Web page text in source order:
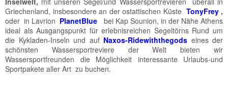
Griechenland, insbesondere an der ostattischen Küste TonyFrey,
oder in Lavrion PlanetBlue bei Kap Sounion, in der Nähe Athens
ideal als Ausgangspunkt für erlebnisreichen Segeltörns Rund um
die Kykladen-Inseln und auf Naxos-Ridewiththegods eines der
schönsten Wassersportreviere der Welt bieten wir
Wassersportfreunden die Möglichkeit interessante Urlaubs-und
Sportpakete aller Art zu buchen.